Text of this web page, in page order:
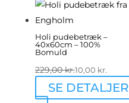
Holi pudebetræk –
40x60cm – 100%
Bomuld
229,00kr.10,00 kr.
SE DETALJER